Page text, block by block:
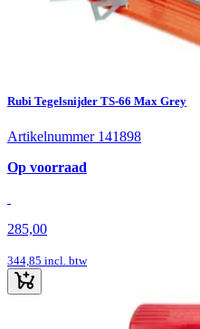
Rubi Tegelsnijder TS-66 Max Grey
Artikelnummer 141898
Op voorraad
285,00
344,85 incl. btw